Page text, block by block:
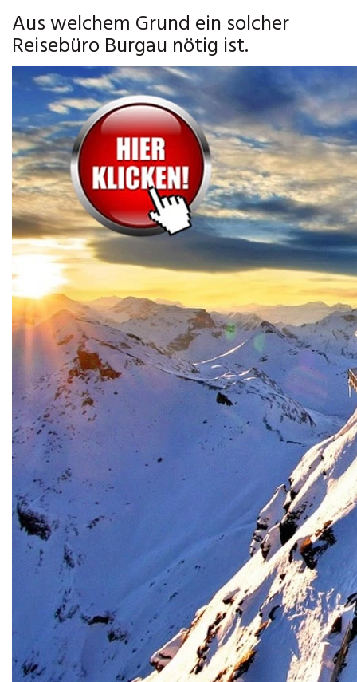
Aus welchem Grund ein solcher
Reisebüro Burgau nötig ist.